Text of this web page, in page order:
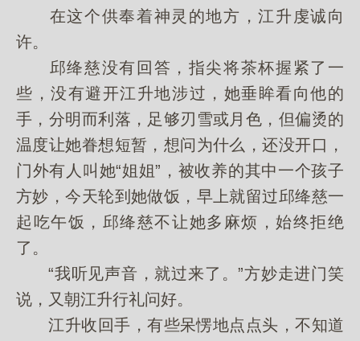
在这个供奉着神灵的地方，江升虔诚向
许。
邱绛慈没有回答，指尖将茶杯握紧了一
些，没有避开江升地涉过，她垂眸看向他的
手，分明而利落，足够刃雪或月色，但偏烫的
温度让她眷想短暂，想问为什么，还没开口，
门外有人叫她“姐姐”，被收养的其中一个孩子
方妙，今天轮到她做饭，早上就留过邱绛慈一
起吃午饭，邱绛慈不让她多麻烦，始终拒绝
了。
“我听见声音，就过来了。”方妙走进门笑
说，又朝江升行礼问好。
江升收回手，有些呆愣地点点头，不知道